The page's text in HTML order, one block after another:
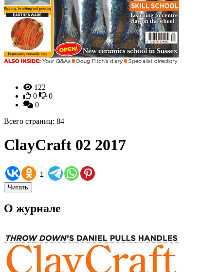
122
0
0
0
Всего страниц: 84
ClayCraft 02 2017
1
Читать
О журнале